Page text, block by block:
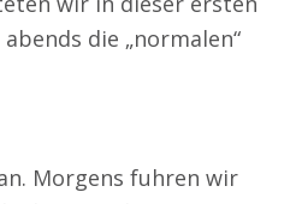
die „normalen“
Morgens fuhren wir